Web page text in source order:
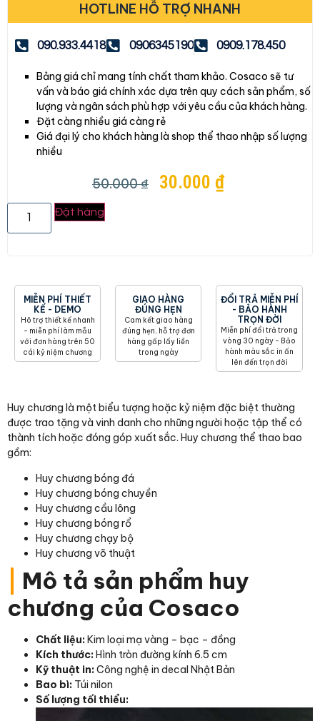
HOTLINE HỖ TRỢ NHANH
090.933.4418 0906345190 0909.178.450
Bảng giá chỉ mang tính chất tham khảo. Cosaco sẽ tư
vấn và báo giá chính xác dựa trên quy cách sản phẩm, số
lượng và ngân sách phù hợp với yêu cầu của khách hàng.
Đặt càng nhiều giá càng rẻ
Giá đại lý cho khách hàng là shop thể thao nhập số lượng
nhiều
50.000₫ 30.000 ₫
Đặt hàng
MIỄN PHÍ THIẾT
KẾ - DEMO
Hõ trợ thiết kế nhanh
- miễn phí làm mẫu
với đơn hàng trên 50
cái kỷ niệm chương
GIAO HÀNG
ĐÚNG HẸN
Cam kết giao hàng
đúng hẹn, hỗ trợ đơn
hàng gấp lấy liền
trong ngày
ĐỔI TRẢ MIỄN PHÍ
- BẢO HÀNH
TRỌN ĐỜI
Miễn phí đổi trả trong
vòng 30 ngày - Bảo
hành màu sắc in ấn
lên đến trọn đời
Huy chương là một biểu tượng hoặc kỷ niệm đặc biệt thường
được trao tặng và vinh danh cho những người hoặc tập thể có
thành tích hoặc đóng góp xuất sắc. Huy chương thể thao bao
gồm:
Huy chương bóng đá
Huy chương bóng chuyền
Huy chương cầu lông
Huy chương bóng rổ
Huy chương chạy bộ
Huy chương võ thuật
Mô tả sản phẩm huy
chương của Cosaco
Chất liệu: Kim loại mạ vàng – bạc – đồng
Kích thước: Hình tròn đường kính 6.5 cm
Kỹ thuật in: Công nghệ in decal Nhật Bản
Bao bì: Túi nilon
Số lượng tối thiểu: